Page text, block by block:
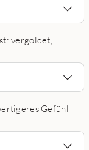
vergoldet,
Gefühl